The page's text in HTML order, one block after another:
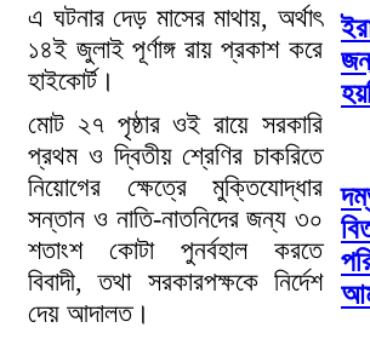
এ ঘটনার দেড় মাসের মাথায়, অর্থাৎ
১৪ই জুলাই পূর্ণাঙ্গ রায় প্রকাশ করে
হাইকোর্ট।
মোট ২৭ পৃষ্ঠার ওই রায়ে সরকারি
প্রথম ও দ্বিতীয় শ্রেণির চাকরিতে
নিয়োগের ক্ষেত্রে মুক্তিযোদ্ধার
সন্তান ও নাতি-নাতনিদের জন্য ৩০
শতাংশ কোটা পুনর্বহাল করতে
বিবাদী, তথা সরকারপক্ষকে নির্দেশ
দেয় আদালত।